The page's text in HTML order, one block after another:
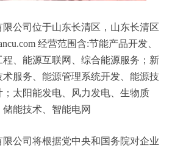
公司位于山东长清区，山东长清区
经营范围含:节能产品开发、
、能源互联网、综合能源服务；新
服务、能源管理系统开发、能源技
太阳能发电、风力发电、生物质
能技术、智能电网
公司将根据党中央和国务院对企业